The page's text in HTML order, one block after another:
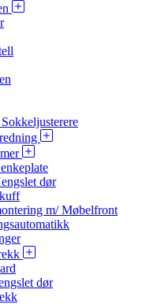
dør
m/ Møbelfront
dør